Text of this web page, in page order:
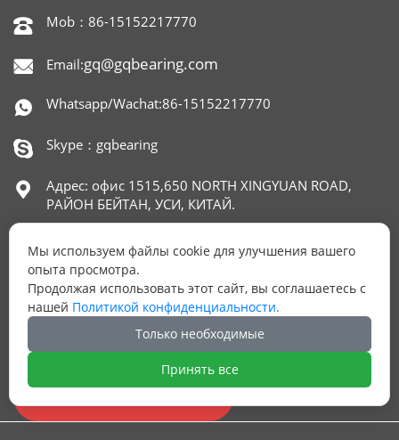
 Mob：86-15152217770
 Email:gq@gqbearing.com
 Whatsapp/Wachat:86-15152217770
 Skype：gqbearing

Адрес: офис 1515,650 NORTH XINGYUAN ROAD,
РАЙОН БЕЙТАН, УСИ, КИТАЙ.
ОСТАЛИСЬ ВОПРОСЫ?
Оставьте нам Ваш номер телефона и мы ответим
Мы используем файлы cookie для улучшения вашего
опыта просмотра.
Продолжая использовать этот сайт, вы соглашаетесь с
нашей Политикой конфиденциальности.
Только необходимые
Принять все